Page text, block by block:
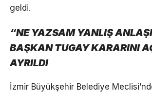
geldi.
“NE YAZSAM YANLIŞ
BAŞKAN TUGAY KARARINI
AYRILDI
İzmir Büyükşehir Belediye